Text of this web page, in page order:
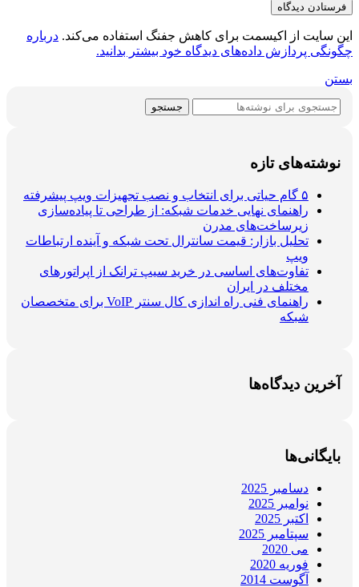
این سایت از اکیسمت برای کاهش جفنگ استفاده می‌کند. درباره
چگونگی پردازش داده‌های دیدگاه خود بیشتر بدانید.
بستن
جستجو
نوشته‌های تازه
۵ گام حیاتی برای انتخاب و نصب تجهیزات ویپ پیشرفته
راهنمای نهایی خدمات شبکه: از طراحی تا پیاده‌سازی
زیرساخت‌های مدرن
تحلیل بازار: قیمت سانترال تحت شبکه و آینده ارتباطات
ویپ
تفاوت‌های اساسی در خرید سیپ ترانک از اپراتورهای
مختلف در ایران
راهنمای فنی راه اندازی کال سنتر VoIP برای متخصصان
شبکه
آخرین دیدگاه‌ها
بایگانی‌ها
دسامبر 2025
نوامبر 2025
اکتبر 2025
سپتامبر 2025
می 2020
فوریه 2020
آگوست 2014